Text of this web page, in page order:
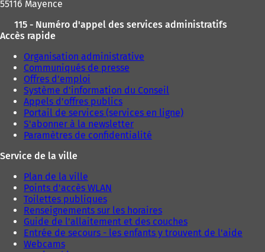
55116 Mayence
115 - Numéro d'appel des services administratifs
Accès rapide
Organisation administrative
Communiqués de presse
Offres d'emploi
Système d'information du Conseil
Appels d'offres publics
Portail de services (services en ligne)
S'abonner à la newsletter
Paramètres de confidentialité
Service de la ville
Plan de la ville
Points d'accès WLAN
Toilettes publiques
Renseignements sur les horaires
Guide de l'allaitement et des couches
Entrée de secours - les enfants y trouvent de l'aide
Webcams